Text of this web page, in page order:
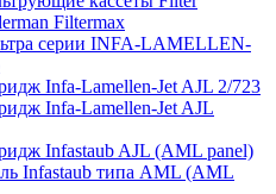
Filtermax
серии INFA-LAMELLEN-
Infa-Lamellen-Jet AJL 2/723
Infa-Lamellen-Jet AJL
Infastaub AJL (AML panel)
Infastaub типа AML (AML